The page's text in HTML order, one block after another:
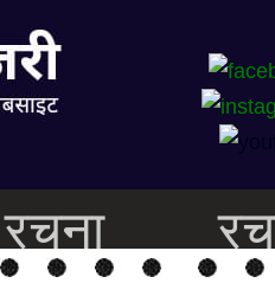
रचना